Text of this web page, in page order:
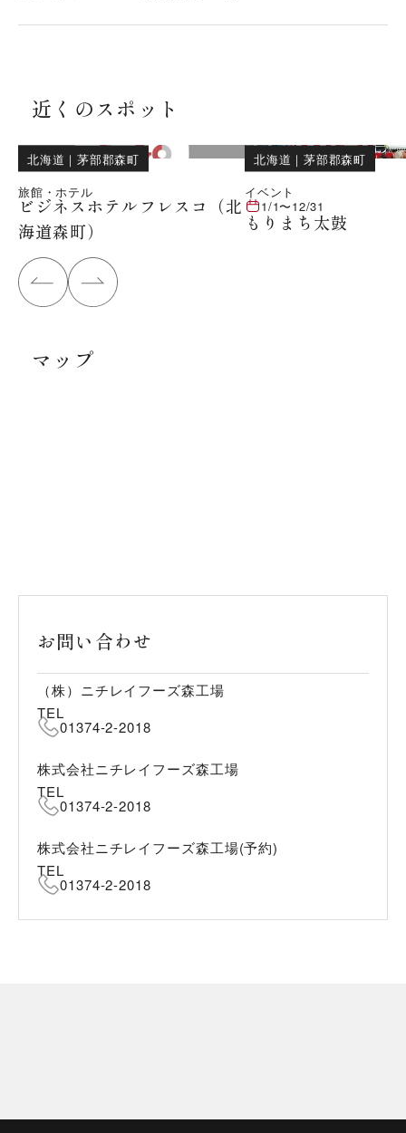
近くのスポット
北海道 ｜茅部郡森町
旅館・ホテル
ビジネスホテルフレスコ（北
海道森町）
北海道 ｜茅部郡森町
イベント
1/1〜12/31
もりまち太鼓
マップ
お問い合わせ
（株）ニチレイフーズ森工場
TEL
01374-2-2018
株式会社ニチレイフーズ森工場
TEL
01374-2-2018
株式会社ニチレイフーズ森工場(予約)
TEL
01374-2-2018